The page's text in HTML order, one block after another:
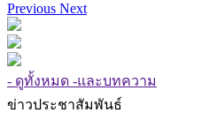
Previous Next
- ดูทั้งหมด -และบทความ
ข่าวประชาสัมพันธ์